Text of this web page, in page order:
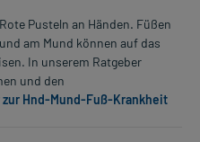
Rote Pusteln an Händen. Füßen
und am Mund können auf das
In unserem Ratgeber
und den
zur Hnd-Mund-Fuß-Krankheit